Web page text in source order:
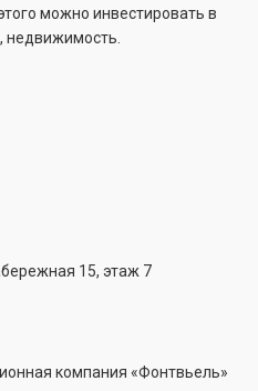
можно инвестировать в
недвижимость.
15, этаж 7
компания «Фонтвьель»